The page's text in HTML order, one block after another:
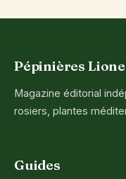
Pépinières
Magazine éditorial
rosiers, plantes
Guides